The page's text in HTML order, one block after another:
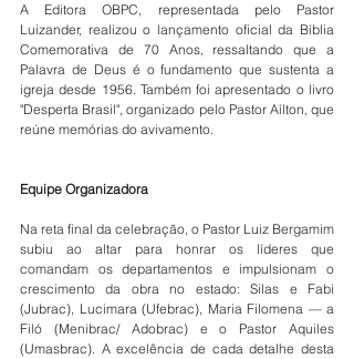
A Editora OBPC, representada pelo Pastor
Luizander, realizou o lançamento oficial da Bíblia
Comemorativa de 70 Anos, ressaltando que a
Palavra de Deus é o fundamento que sustenta a
igreja desde 1956. Também foi apresentado o livro
"Desperta Brasil", organizado pelo Pastor Aílton, que
reúne memórias do avivamento.
Equipe Organizadora
Na reta final da celebração, o Pastor Luiz Bergamim
subiu ao altar para honrar os líderes que
comandam os departamentos e impulsionam o
crescimento da obra no estado: Silas e Fabi
(Jubrac), Lucimara (Ufebrac), Maria Filomena — a
Filó (Menibrac/ Adobrac) e o Pastor Aquiles
(Umasbrac). A excelência de cada detalhe desta